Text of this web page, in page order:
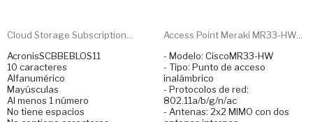
Cloud Storage Subscription...
AcronisSCBBEBLOS11
10 caracteres
Alfanumérico
Mayúsculas
Al menos 1 número
No tiene espacios
Access Point Meraki MR33-HW...
- Modelo: CiscoMR33-HW
- Tipo: Punto de acceso
inalámbrico
- Protocolos de red:
802.11a/b/g/n/ac
- Antenas: 2x2 MIMO con dos